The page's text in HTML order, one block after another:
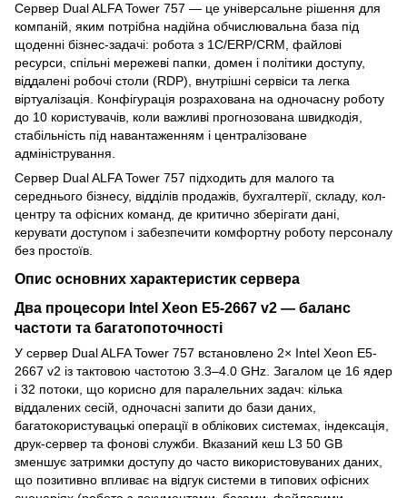
Сервер Dual ALFA Tower 757 — це універсальне рішення для
компаній, яким потрібна надійна обчислювальна база під
щоденні бізнес-задачі: робота з 1С/ERP/CRM, файлові
ресурси, спільні мережеві папки, домен і політики доступу,
віддалені робочі столи (RDP), внутрішні сервіси та легка
віртуалізація. Конфігурація розрахована на одночасну роботу
до 10 користувачів, коли важливі прогнозована швидкодія,
стабільність під навантаженням і централізоване
адміністрування.
Сервер Dual ALFA Tower 757 підходить для малого та
середнього бізнесу, відділів продажів, бухгалтерії, складу, кол-
центру та офісних команд, де критично зберігати дані,
керувати доступом і забезпечити комфортну роботу персоналу
без простоїв.
Опис основних характеристик сервера
Два процесори Intel Xeon E5-2667 v2 — баланс
частоти та багатопоточності
У сервер Dual ALFA Tower 757 встановлено 2× Intel Xeon E5-
2667 v2 із тактовою частотою 3.3–4.0 GHz. Загалом це 16 ядер
і 32 потоки, що корисно для паралельних задач: кілька
віддалених сесій, одночасні запити до бази даних,
багатокористувацькі операції в облікових системах, індексація,
друк-сервер та фонові служби. Вказаний кеш L3 50 GB
зменшує затримки доступу до часто використовуваних даних,
що позитивно впливає на відгук системи в типових офісних